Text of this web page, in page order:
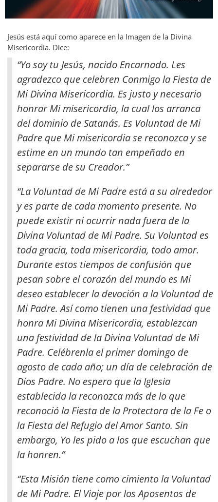
Jesús está aquí como aparece en la Imagen de la Divina
Misericordia. Dice:
“Yo soy tu Jesús, nacido Encarnado. Les
agradezco que celebren Conmigo la Fiesta de
Mi Divina Misericordia. Es justo y necesario
honrar Mi misericordia, la cual los arranca
del dominio de Satanás. Es Voluntad de Mi
Padre que Mi misericordia se reconozca y se
estime en un mundo tan empeñado en
separarse de su Creador.”
“La Voluntad de Mi Padre está a su alrededor
y es parte de cada momento presente. No
puede existir ni ocurrir nada fuera de la
Divina Voluntad de Mi Padre. Su Voluntad es
toda gracia, toda misericordia, todo amor.
Durante estos tiempos de confusión que
pesan sobre el corazón del mundo es Mi
deseo establecer la devoción a la Voluntad de
Mi Padre. Así como tienen una festividad que
honra Mi Divina Misericordia, establezcan
una festividad de la Divina Voluntad de Mi
Padre. Celébrenla el primer domingo de
agosto de cada año; un día de celebración de
Dios Padre. No espero que la Iglesia
establecida la reconozca más de lo que
reconoció la Fiesta de la Protectora de la Fe o
la Fiesta del Refugio del Amor Santo. Sin
embargo, Yo les pido a los que escuchan que
la honren.”
“Esta Misión tiene como cimiento la Voluntad
de Mi Padre. El Viaje por los Aposentos de